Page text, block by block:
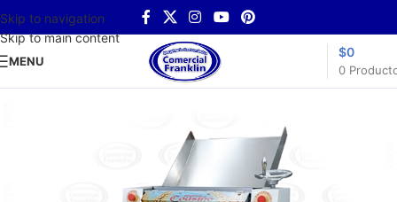
Skip to navigation
Skip to main content
MENU
0
$0